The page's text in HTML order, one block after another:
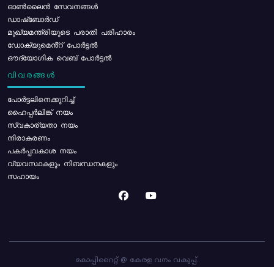
ഓൺലൈൻ സേവനങ്ങൾ
ഡാഷ്ബോർഡ്
മുഖ്യമന്ത്രിയുടെ പരാതി പരിഹാരം
ഡോക്യുമെൻ്റ് പോർട്ടൽ
ഔദ്യോഗിക വെബ് പോർട്ടൽ
വിവരങ്ങൾ
പോര്‍ട്ടലിനെക്കുറിച്ച്
ഹൈപ്പർലിങ്ക് നയം
സ്വകാര്യതാ നയം
നിരാകരണം
പകർപ്പവകാശ നയം
വ്യവസ്ഥകളും നിബന്ധനകളും
സഹായം
കോപ്പിറൈറ്റ് @ കേരള വനം വകുപ്പ്.